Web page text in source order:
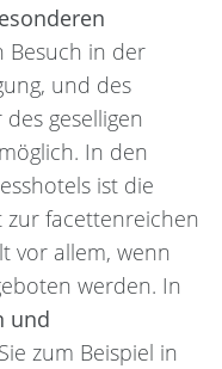
Besuch in der
und des
geselligen
In den
ist die
zur facettenreichen
vor allem, wenn
werden. In
und
zum Beispiel in